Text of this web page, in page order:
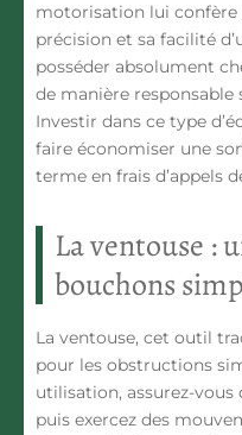
motorisation lui confère
précision et sa facilité
posséder absolument
de manière
Investir dans ce type
faire économiser une
terme en frais d’appels
La ventouse :
bouchons
La ventouse, cet outil
pour les obstructions
utilisation, assurez-vous
puis exercez des